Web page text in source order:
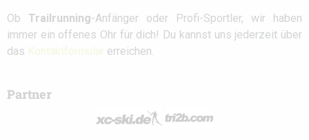
Ob Trailrunning-Anfänger oder Profi-Sportler, wir haben
immer ein offenes Ohr für dich! Du kannst uns jederzeit über
das Kontaktformular erreichen.
Partner